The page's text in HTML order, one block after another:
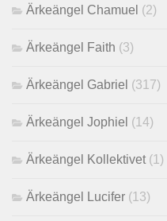
Ärkeängel Chamuel (2)
Ärkeängel Faith (3)
Ärkeängel Gabriel (317)
Ärkeängel Jophiel (14)
Ärkeängel Kollektivet (1)
Ärkeängel Lucifer (13)